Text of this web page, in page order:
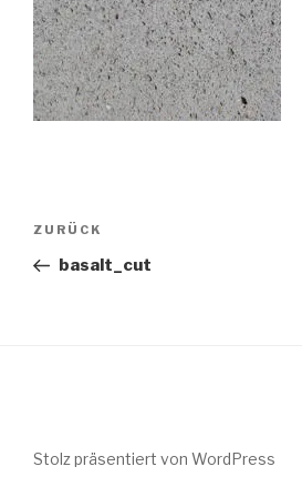
Beitragsnavigation
Vorheriger
Beitrag
ZURÜCK
basalt_cut
Stolz präsentiert von WordPress